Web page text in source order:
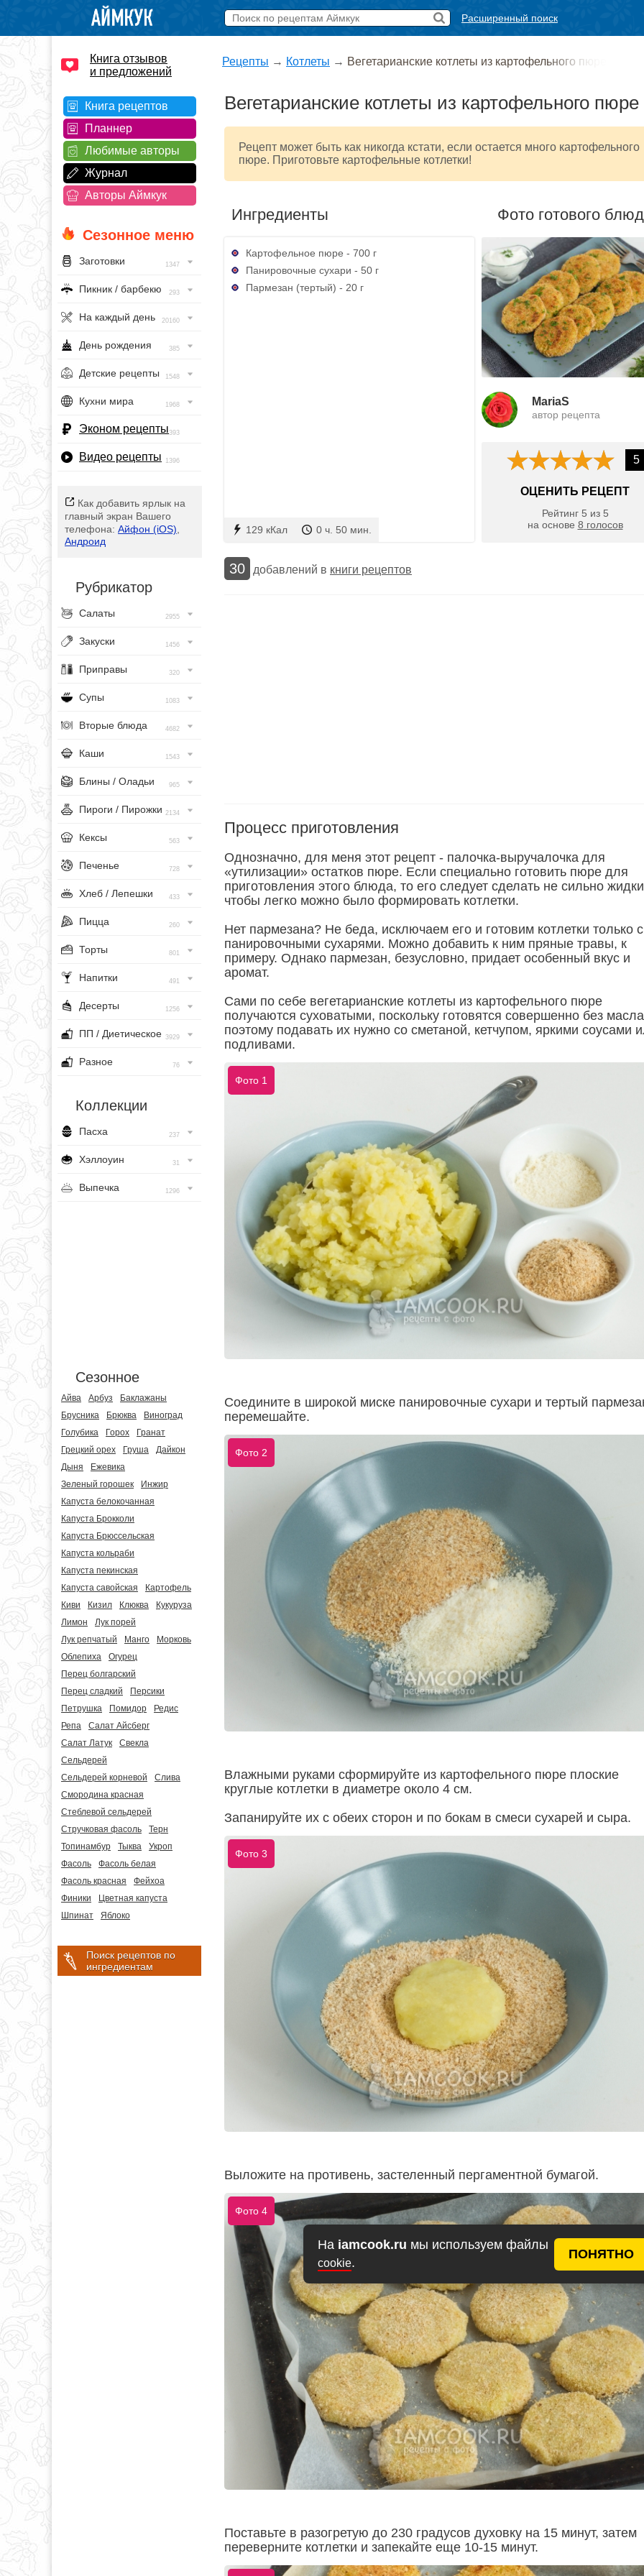
На iamcook.ru мы используем файлы
cookie.
ПОНЯТНО
Расширенный поиск
Книга отзывов
и предложений
Книга рецептов
Планнер
Любимые авторы
Журнал
Авторы Аймкук
Сезонное меню
Заготовки 1347
Пикник / барбекю 293
На каждый день 20160
День рождения 385
Детские рецепты 1548
Кухни мира 1968
Эконом рецепты393
Видео рецепты 1396
Как добавить ярлык на
главный экран Вашего
телефона: Айфон (iOS)
Андроид
Рубрикатор
Салаты 2955
Закуски 1456
Приправы 320
Супы 1083
Вторые блюда 4682
Каши 1543
Блины / Оладьи 965
Пироги / Пирожки 2134
Кексы 563
Печенье 728
Хлеб / Лепешки 433
Пицца 260
Торты 801
Напитки 491
Десерты 1256
ПП / Диетическое 3929
Разное 76
Коллекции
Пасха 237
Хэллоуин 31
Выпечка 1296
Сезонное
Айва Арбуз
Баклажаны
Брусника
Брюква
Виноград
Голубика
Горох
Гранат
Грецкий орех
Груша
Дайкон
Дыня
Ежевика
Зеленый горошек
Инжир
Капуста белокочанная
Капуста Брокколи
Капуста Брюссельская
Капуста кольраби
Капуста пекинская
Капуста савойская
Картофель
Киви
Кизил Клюква
Кукуруза
Лимон
Лук порей
Лук репчатый
Манго
Морковь
Облепиха
Огурец
Перец болгарский
Перец сладкий
Персики
Петрушка
Помидор
Редис
Репа
Салат Айсберг
Салат Латук
Свекла
Сельдерей
Сельдерей корневой
Слива
Смородина красная
Стеблевой сельдерей
Стручковая фасоль
Терн
Топинамбур
Тыква
Укроп
Фасоль
Фасоль белая
Фасоль красная
Фейхоа
Финики
Цветная капуста
Шпинат
Яблоко
Поиск рецептов по
ингредиентам
Рецепты → Котлеты → Вегетарианские котлеты из картофельного пюре
Вегетарианские котлеты из картофельного пюре
Рецепт может быть как никогда кстати, если остается много картофельного
пюре. Приготовьте картофельные котлетки!
Ингредиенты
Картофельное пюре - 700 г
Панировочные сухари - 50 г
Пармезан (тертый) - 20 г
129 кКал 0 ч. 50 мин.
Фото готового
MariaS
автор рецепта
5
ОЦЕНИТЬ РЕЦЕПТ
Рейтинг 5 из 5
на основе 8 голосов
30 добавлений в книги рецептов
Процесс приготовления
Однозначно, для меня этот рецепт - палочка-выручалочка для
«утилизации» остатков пюре. Если специально готовить пюре для
приготовления этого блюда, то его следует сделать не сильно
чтобы легко можно было формировать котлетки.
Нет пармезана? Не беда, исключаем его и готовим котлетки только с
панировочными сухарями. Можно добавить к ним пряные травы, к
примеру. Однако пармезан, безусловно, придает особенный вкус и
аромат.
Сами по себе вегетарианские котлеты из картофельного пюре
получаются суховатыми, поскольку готовятся совершенно без
поэтому подавать их нужно со сметаной, кетчупом, яркими соусами
подливами.
Фото 1
Соедините в широкой миске панировочные сухари и тертый
перемешайте.
Фото 2
Влажными руками сформируйте из картофельного пюре плоские
круглые котлетки в диаметре около 4 см.
Запанируйте их с обеих сторон и по бокам в смеси сухарей и сыра.
Фото 3
Выложите на противень, застеленный пергаментной бумагой.
Фото 4
Поставьте в разогретую до 230 градусов духовку на 15 минут, затем
переверните котлетки и запекайте еще 10-15 минут.